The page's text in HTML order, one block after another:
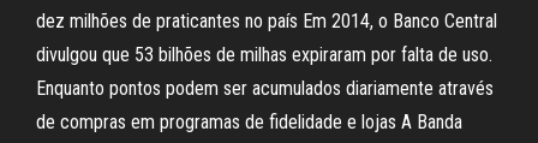
dez milhões de praticantes no país Em 2014, o Banco Central
divulgou que 53 bilhões de milhas expiraram por falta de uso.
Enquanto pontos podem ser acumulados diariamente através
de compras em programas de fidelidade e lojas A Banda